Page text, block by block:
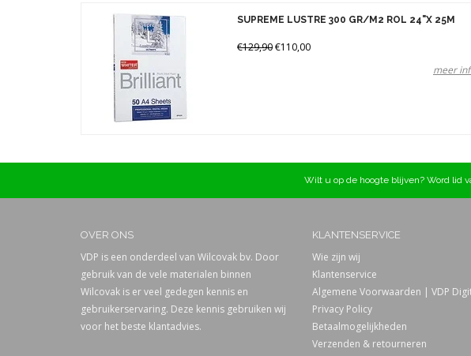
SUPREME LUSTRE 300 GR/M2 ROL 24"X 25M
€129,90€110,00
meer
Wilt u op de hoogte blijven? Word lid
OVER ONS
VDP is een onderdeel van Wilcovak bv. Door
gebruik van de vele materialen binnen
Wilcovak is er veel gedegen kennis en
gebruikerservaring. Deze kennis gebruiken wij
voor het beste klantadvies.
KLANTENSERVICE
Wie zijn wij
Klantenservice
Algemene Voorwaarden | VDP
Privacy Policy
Betaalmogelijkheden
Verzenden & retourneren